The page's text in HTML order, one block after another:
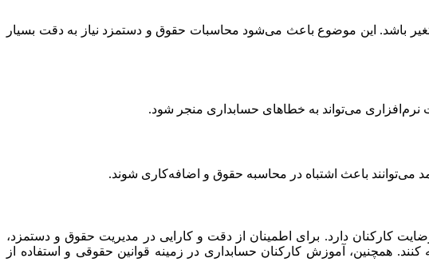
باشد. این موضوع باعث می‌شود محاسبات حقوق و دستمزد نیاز به دقت بسیار
نرم‌افزاری می‌تواند به خطاهای حسابداری منجر شود.
باعث اشتباه در محاسبه حقوق و اضافه‌کاری شوند.
کارکنان دارد. برای اطمینان از دقت و کارایی در مدیریت حقوق و دستمزد،
همچنین، آموزش کارکنان حسابداری در زمینه قوانین حقوقی و استفاده از